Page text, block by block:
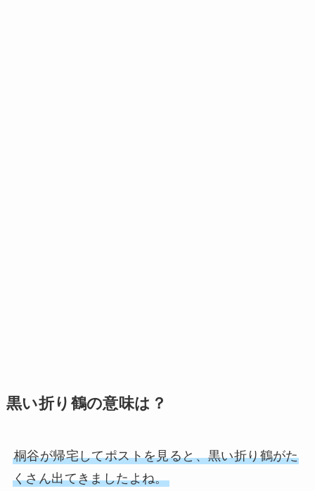
黒い折り鶴の意味は？
桐谷が帰宅してポストを見ると、黒い折り鶴がた
くさん出てきましたよね。